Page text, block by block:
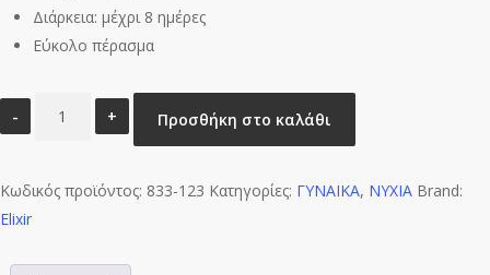
Διάρκεια: μέχρι 8 ημέρες
Εύκολο πέρασμα
&
Προσθήκη στο καλάθι
Κωδικός προϊόντος: 833-123 Κατηγορίες: ΓΥΝΑΙΚΑ, ΝΥΧΙΑ Brand:
Elixir